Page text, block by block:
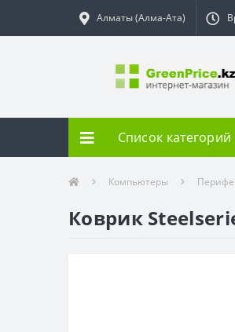
Алматы (Алма-Ата)
Список категорий
Компьютеры
Коврик